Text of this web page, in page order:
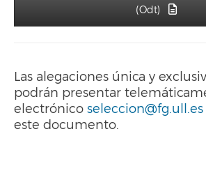
(Odt)
Las alegaciones única y
podrán presentar
electrónico seleccion@fg.ull.es
este documento.